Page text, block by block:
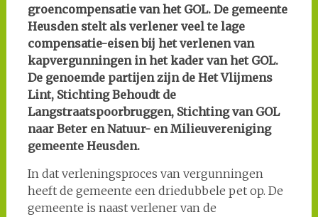
groencompensatie van het GOL. De gemeente
Heusden stelt als verlener veel te lage
compensatie-eisen bij het verlenen van
kapvergunningen in het kader van het GOL.
De genoemde partijen zijn de Het Vlijmens
Lint, Stichting Behoudt de
Langstraatspoorbruggen, Stichting van GOL
naar Beter en Natuur- en Milieuvereniging
gemeente Heusden.
In dat verleningsproces van vergunningen
heeft de gemeente een driedubbele pet op. De
gemeente is naast verlener van de